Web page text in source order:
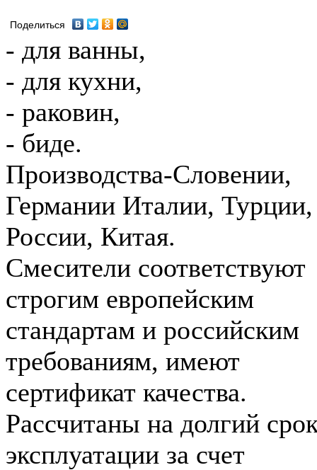
Поделиться
- для ванны,
- для кухни,
- раковин,
- биде.
Производства-Словении,
Германии Италии, Турции,
России, Китая.
Смесители соответствуют
строгим европейским
стандартам и российским
требованиям, имеют
сертификат качества.
Рассчитаны на долгий
эксплуатации за счет